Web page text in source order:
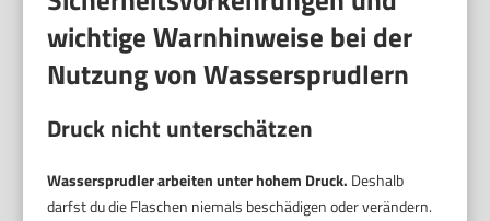
wichtige Warnhinweise bei der
Nutzung von Wassersprudlern
Druck nicht unterschätzen
Wassersprudler arbeiten unter hohem Druck. Deshalb
darfst du die Flaschen niemals beschädigen oder verändern.